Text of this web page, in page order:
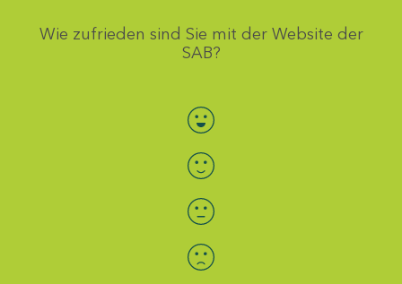
Wie zufrieden sind Sie mit der Website der
SAB?
Bewertung auswählen